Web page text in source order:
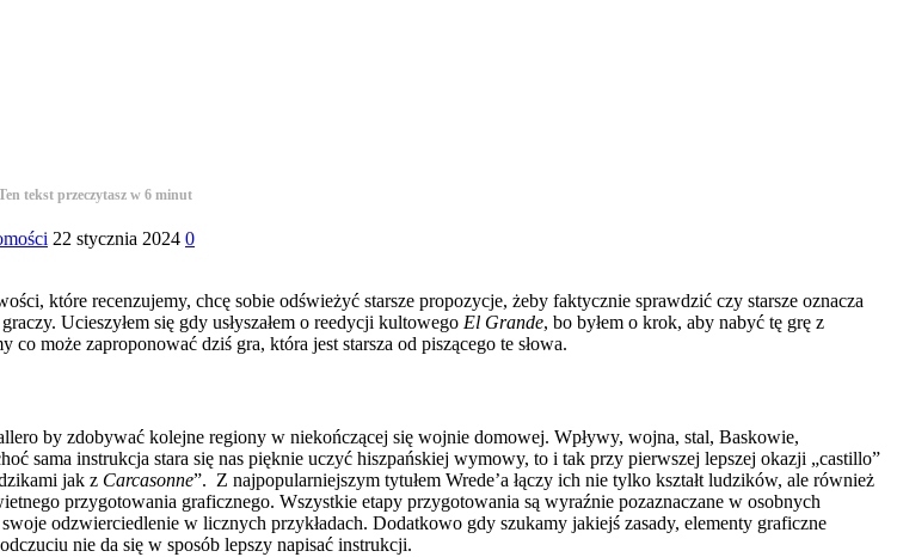
tekst przeczytasz w 6 minut
22 stycznia 2024 0
które recenzujemy, chcę sobie odświeżyć starsze propozycje, żeby faktycznie sprawdzić czy starsze oznacza
Ucieszyłem się gdy usłyszałem o reedycji kultowego El Grande, bo byłem o krok, aby nabyć tę grę z
może zaproponować dziś gra, która jest starsza od piszącego te słowa.
by zdobywać kolejne regiony w niekończącej się wojnie domowej. Wpływy, wojna, stal, Baskowie,
sama instrukcja stara się nas pięknie uczyć hiszpańskiej wymowy, to i tak przy pierwszej lepszej okazji „castillo”
jak z Carcasonne”. Z najpopularniejszym tytułem Wrede’a łączy ich nie tylko kształt ludzików, ale również
przygotowania graficznego. Wszystkie etapy przygotowania są wyraźnie pozaznaczane w osobnych
odzwierciedlenie w licznych przykładach. Dodatkowo gdy szukamy jakiejś zasady, elementy graficzne
nie da się w sposób lepszy napisać instrukcji.